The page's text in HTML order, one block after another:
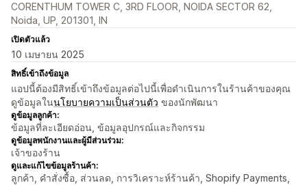
CORENTHUM TOWER C, 3RD FLOOR, NOIDA SECTOR 62,
Noida, UP, 201301, IN
เปิดตัวแล้ว
10 เมษายน 2025
สิทธิ์เข้าถึงข้อมูล
แอปนี้ต้องมีสิทธิ์เข้าถึงข้อมูลต่อไปนี้เพื่อดำเนินการในร้านค้าของคุณ
ดูข้อมูลในนโยบายความเป็นส่วนตัว ของนักพัฒนา
ดูข้อมูลลูกค้า:
ข้อมูลที่ละเอียดอ่อน, ข้อมูลอุปกรณ์และกิจกรรม
ดูข้อมูลพนักงานและผู้มีส่วนร่วม:
เจ้าของร้าน
ดูและแก้ไขข้อมูลร้านค้า:
ลูกค้า, คำสั่งซื้อ, ส่วนลด, การวิเคราะห์ร้านค้า, Shopify Payments,